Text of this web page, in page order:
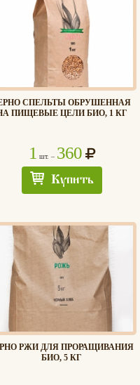
СПЕЛЬТЫ ОБРУШЕННАЯ
ПИЩЕВЫЕ ЦЕЛИ БИО, 1 КГ
1 шт. – 360
Купить
РЖИ ДЛЯ ПРОРАЩИВАНИЯ
БИО, 5 КГ